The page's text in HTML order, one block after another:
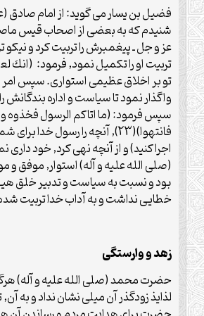
فضيل بن يسار مى گويد: از امام صادق
شنيدم كه به بعضى از اصحاب قيس
عز و جل ـ پيغمبرش را تربيت كرد و
تربيت او را تكميل نمود, فرمود:
تو بر اخلاق عظيمى استوارى. سپس امر
واگذار نمود تا سياست و اداره بندگانش
سپس فرمود: (ما اتاكم الرسول فخذوه
فانتهوا)(23), آنچه را رسول خدا
اجرا كنيد) و از آنچه نهى كرد, خود دارى
(صلی الله علیه و آله) استوار, موفق و
بود و نسبت به سياست و تدبير خلق
خطايى نداشت و به آداب خدا تربيت
زهد و وارستگى
حضرت محمد (صلی الله علیه و آله)
لذايذ زودگذر آن ميلى نشان نداد و به